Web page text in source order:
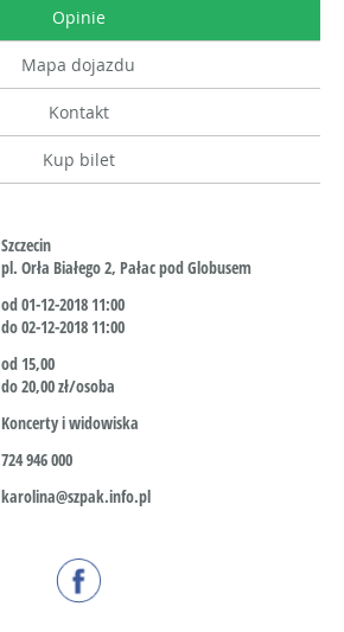
Opinie
Mapa dojazdu
Kontakt
Kup bilet
Szczecin
pl. Orła Białego 2, Pałac pod Globusem
od 01-12-2018 11:00
do 02-12-2018 11:00
od 15,00
do 20,00 zł/osoba
Koncerty i widowiska
724 946 000
karolina@szpak.info.pl